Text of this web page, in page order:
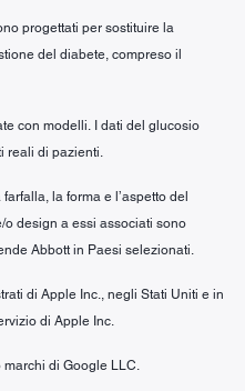
progettati per sostituire la
del diabete, compreso il
con modelli. I dati del glucosio
reali di pazienti.
la forma e l’aspetto del
design a essi associati sono
Abbott in Paesi selezionati.
di Apple Inc., negli Stati Uniti e in
di Apple Inc.
di Google LLC.